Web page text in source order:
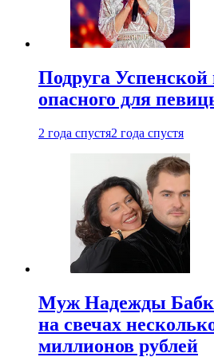
Подруга Успенской
опасного для
2 года спустя2 года спустя
Муж Надежды
на свечах
миллионов рублей